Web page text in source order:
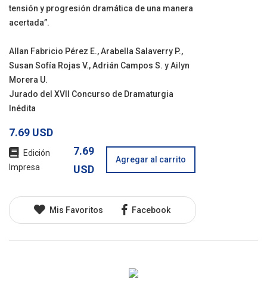
tensión y progresión dramática de una manera
acertada”.
Allan Fabricio Pérez E., Arabella Salaverry P.,
Susan Sofía Rojas V., Adrián Campos S. y Ailyn
Morera U.
Jurado del XVII Concurso de Dramaturgia
Inédita
7.69 USD
Edición
Impresa
7.69
USD
Agregar al carrito
Mis Favoritos Facebook